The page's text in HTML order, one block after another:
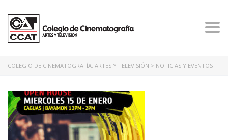
COLEGIO DE CINEMATOGRAFÍA, ARTES Y TELEVISIÓN > NOTICIAS Y EVENTOS